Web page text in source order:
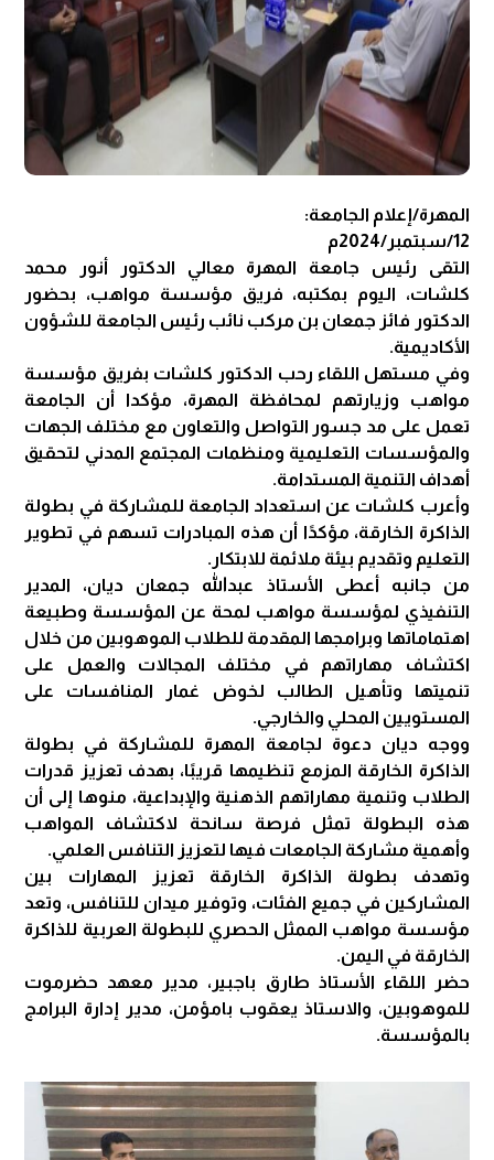
المهرة/إعلام الجامعة:
12/سبتمبر/2024م
التقى رئيس جامعة المهرة معالي الدكتور أنور محمد
كلشات، اليوم بمكتبه، فريق مؤسسة مواهب، بحضور
الدكتور فائز جمعان بن مركب نائب رئيس الجامعة للشؤون
الأكاديمية.
وفي مستهل اللقاء رحب الدكتور كلشات بفريق مؤسسة
مواهب وزيارتهم لمحافظة المهرة، مؤكدا أن الجامعة
تعمل على مد جسور التواصل والتعاون مع مختلف الجهات
والمؤسسات التعليمية ومنظمات المجتمع المدني لتحقيق
أهداف التنمية المستدامة.
وأعرب كلشات عن استعداد الجامعة للمشاركة في بطولة
الذاكرة الخارقة، مؤكدًا أن هذه المبادرات تسهم في تطوير
التعليم وتقديم بيئة ملائمة للابتكار.
من جانبه أعطى الأستاذ عبدالله جمعان ديان، المدير
التنفيذي لمؤسسة مواهب لمحة عن المؤسسة وطبيعة
اهتماماتها وبرامجها المقدمة للطلاب الموهوبين من خلال
اكتشاف مهاراتهم في مختلف المجالات والعمل على
تنميتها وتأهيل الطالب لخوض غمار المنافسات على
المستويين المحلي والخارجي.
ووجه ديان دعوة لجامعة المهرة للمشاركة في بطولة
الذاكرة الخارقة المزمع تنظيمها قريبًا، بهدف تعزيز قدرات
الطلاب وتنمية مهاراتهم الذهنية والإبداعية، منوها إلى أن
هذه البطولة تمثل فرصة سانحة لاكتشاف المواهب
وأهمية مشاركة الجامعات فيها لتعزيز التنافس العلمي.
وتهدف بطولة الذاكرة الخارقة تعزيز المهارات بين
المشاركين في جميع الفئات، وتوفير ميدان للتنافس، وتعد
مؤسسة مواهب الممثل الحصري للبطولة العربية للذاكرة
الخارقة في اليمن.
حضر اللقاء الأستاذ طارق باجبير، مدير معهد حضرموت
للموهوبين، والاستاذ يعقوب بامؤمن، مدير إدارة البرامج
بالمؤسسة.